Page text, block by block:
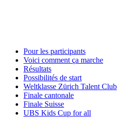
Pour les participants
Voici comment ça marche
Résultats
Possibilités de start
Weltklasse Zürich Talent Club
Finale cantonale
Finale Suisse
UBS Kids Cup for all